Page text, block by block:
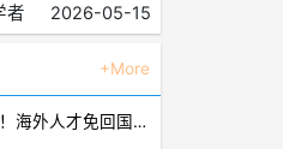
者
2026-05-15
+More
2026启明计划来了！海外人才免回国即享最高500万资助